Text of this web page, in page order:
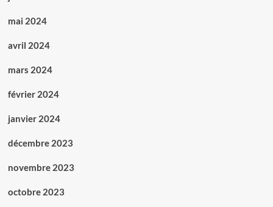
mai 2024
avril 2024
mars 2024
février 2024
janvier 2024
décembre 2023
novembre 2023
octobre 2023